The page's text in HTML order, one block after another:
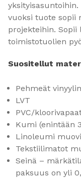
vuoksi tuote sopii
projekteihin.
toimistotuolien
Suositellut
Pehmeät
LVT
PVC/
Kumi (enintään
Linoleumi
Tekstiilimatot
Seinä –
paksuus on yli